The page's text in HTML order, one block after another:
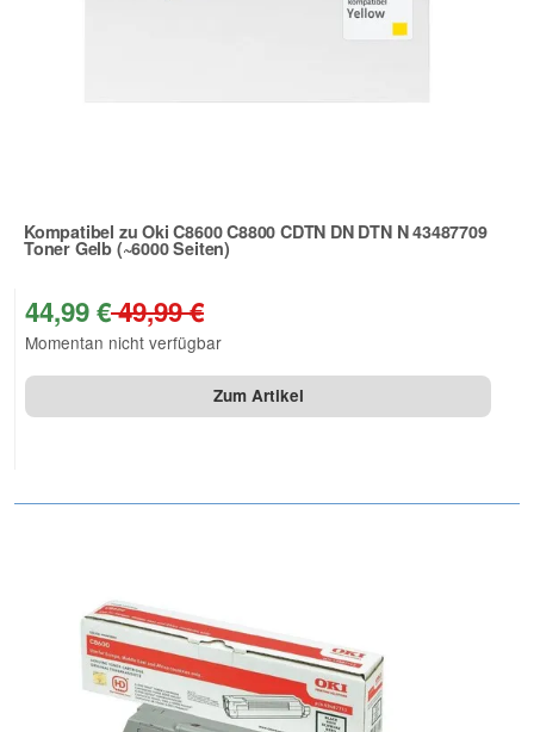
Kompatibel zu Oki C8600 C8800 CDTN DN DTN N 43487709
Toner Gelb (~6000 Seiten)
Zur Artikelbewertung
44,99 €49,99 €
Momentan nicht verfügbar
Zum Artikel